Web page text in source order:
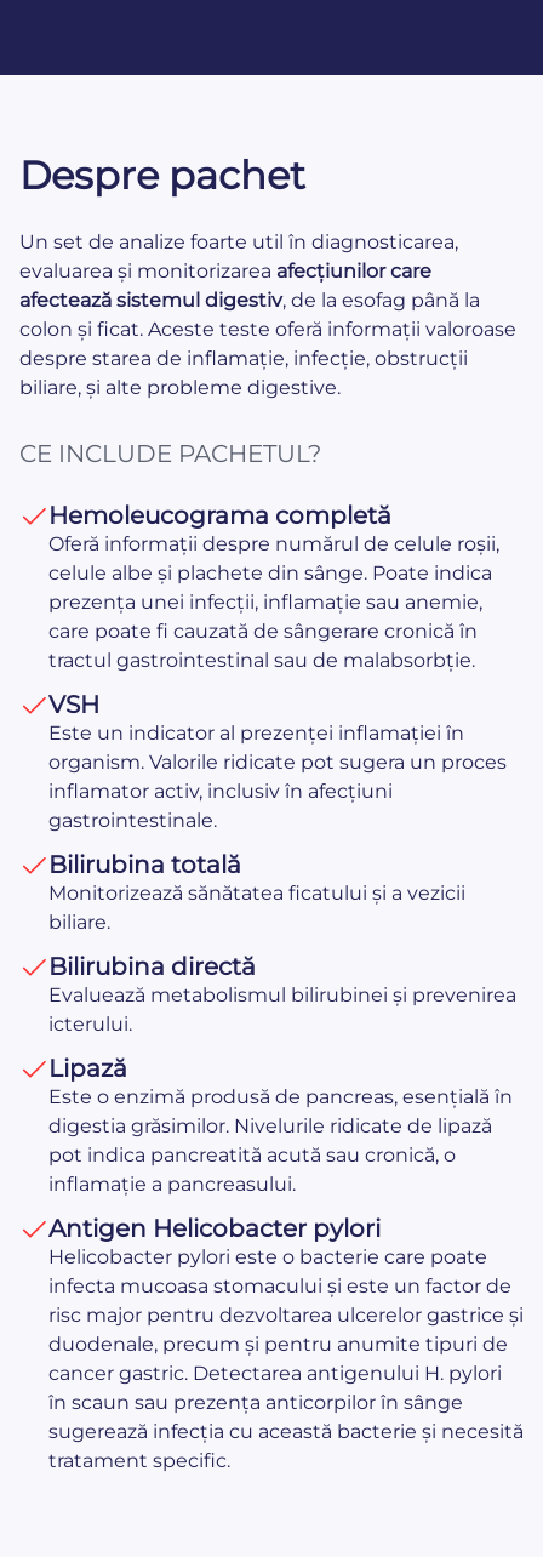
Despre pachet
Un set de analize foarte util în diagnosticarea,
evaluarea și monitorizarea afecțiunilor care
afectează sistemul digestiv, de la esofag până la
colon și ficat. Aceste teste oferă informații valoroase
despre starea de inflamație, infecție, obstrucții
biliare, și alte probleme digestive.
CE INCLUDE PACHETUL?
Hemoleucograma completă
Oferă informații despre numărul de celule roșii,
celule albe și plachete din sânge. Poate indica
prezența unei infecții, inflamație sau anemie,
care poate fi cauzată de sângerare cronică în
tractul gastrointestinal sau de malabsorbție.
VSH
Este un indicator al prezenței inflamației în
organism. Valorile ridicate pot sugera un proces
inflamator activ, inclusiv în afecțiuni
gastrointestinale.
Bilirubina totală
Monitorizează sănătatea ficatului și a vezicii
biliare.
Bilirubina directă
Evaluează metabolismul bilirubinei și prevenirea
icterului.
Lipază
Este o enzimă produsă de pancreas, esențială în
digestia grăsimilor. Nivelurile ridicate de lipază
pot indica pancreatită acută sau cronică, o
inflamație a pancreasului.
Antigen Helicobacter pylori
Helicobacter pylori este o bacterie care poate
infecta mucoasa stomacului și este un factor de
risc major pentru dezvoltarea ulcerelor gastrice și
duodenale, precum și pentru anumite tipuri de
cancer gastric. Detectarea antigenului H. pylori
în scaun sau prezența anticorpilor în sânge
sugerează infecția cu această bacterie și necesită
tratament specific.